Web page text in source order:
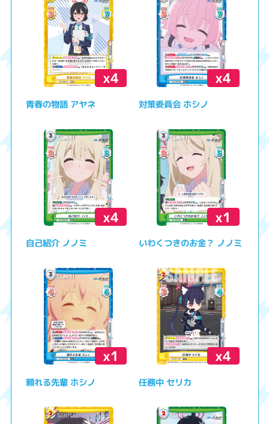
x4
青春の物語 アヤネ
x4
対策委員会 ホシノ
x4
自己紹介 ノノミ
x1
いわくつきのお金？ ノノミ
x1
頼れる先輩 ホシノ
x4
任務中 セリカ